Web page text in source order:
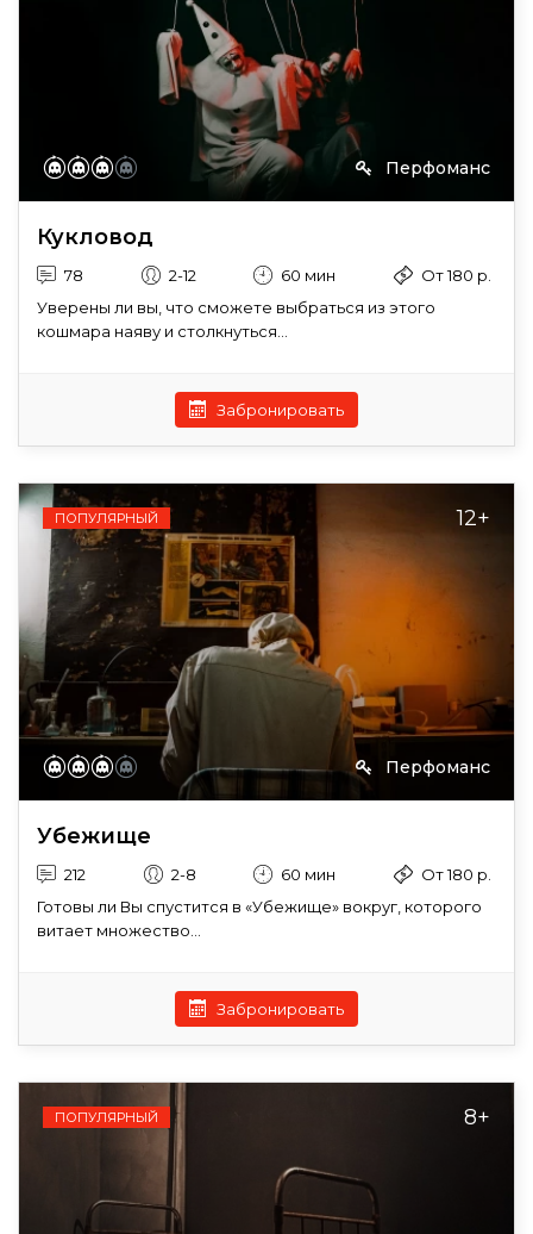
Перфоманс
Кукловод
78 2-12 60 мин
От 180 р.
Уверены ли вы, что сможете выбраться из этого
кошмара наяву и столкнуться...
Забронировать
ПОПУЛЯРНЫЙ 12+
Перфоманс
Убежище
212 2-8 60 мин
От 180 р.
Готовы ли Вы спустится в «Убежище» вокруг, которого
витает множество...
Забронировать
ПОПУЛЯРНЫЙ 8+